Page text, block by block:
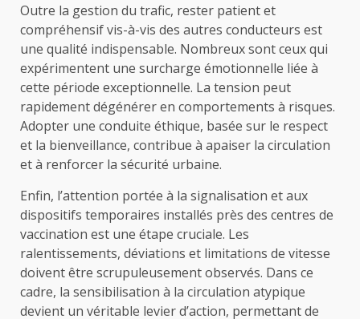
Outre la gestion du trafic, rester patient et
compréhensif vis-à-vis des autres conducteurs est
une qualité indispensable. Nombreux sont ceux qui
expérimentent une surcharge émotionnelle liée à
cette période exceptionnelle. La tension peut
rapidement dégénérer en comportements à risques.
Adopter une conduite éthique, basée sur le respect
et la bienveillance, contribue à apaiser la circulation
et à renforcer la sécurité urbaine.
Enfin, l’attention portée à la signalisation et aux
dispositifs temporaires installés près des centres de
vaccination est une étape cruciale. Les
ralentissements, déviations et limitations de vitesse
doivent être scrupuleusement observés. Dans ce
cadre, la sensibilisation à la circulation atypique
devient un véritable levier d’action, permettant de